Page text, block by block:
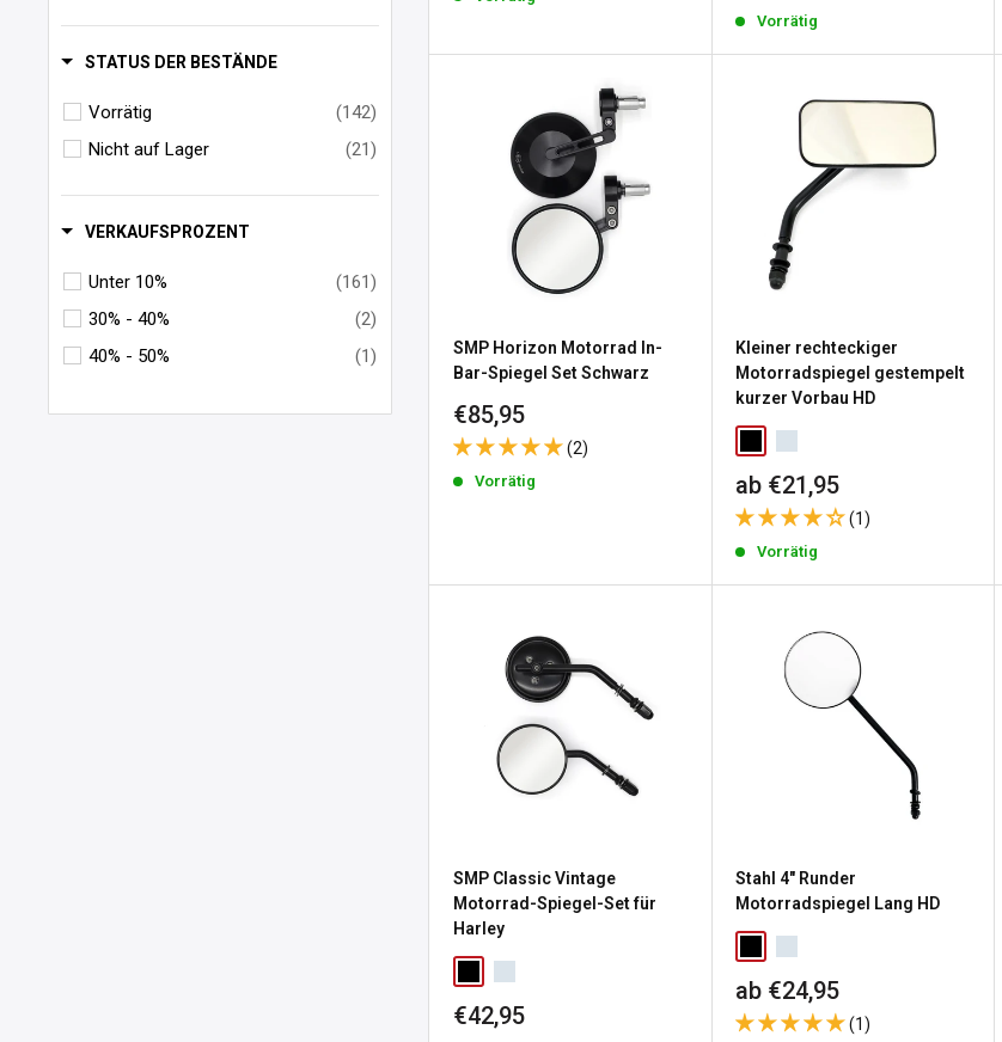
STATUS DER BESTÄNDE
Vorrätig
(142)
Nicht auf Lager
(21)
VERKAUFSPROZENT
Unter 10%
(161)
30% - 40%
(2)
40% - 50%
(1)
Vorrätig
SMP Horizon Motorrad In-
Bar-Spiegel Set Schwarz
Sonderpreis
€85,95
(2)
Vorrätig
Kleiner rechteckiger
Motorradspiegel gestempelt
kurzer Vorbau HD
Sonderpreis
ab €21,95
(1)
Vorrätig
SMP Classic Vintage
Motorrad-Spiegel-Set für
Harley
Sonderpreis
€42,95
Stahl 4" Runder
Motorradspiegel Lang HD
Sonderpreis
ab €24,95
(1)